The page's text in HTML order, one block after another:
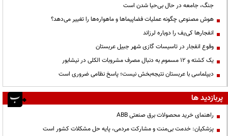
جنگ، جامعه در حال بی‌حیا شدن است
هوش مصنوعی چگونه عملیات فضاپیماها و ماهواره‌ها را تغییر می‌دهد؟
انفجارها کی‌یف را دوباره لرزاند
وقوع انفجار در تاسیسات گازی شهر جبیل عربستان
یک کشته و ۱۲ مسموم به دنبال مصرف مشروبات الکلی در نیشابور
دیپلماسی با عربستان نتیجه‌بخش نیست؛ پاسخ نظامی ضروری است
پربازدید ها
راهنمای خرید محصولات برق صنعتی ABB
پزشکیان: خدمت بی‌منت و مشارکت مردمی، پایه حل مشکلات کشور است